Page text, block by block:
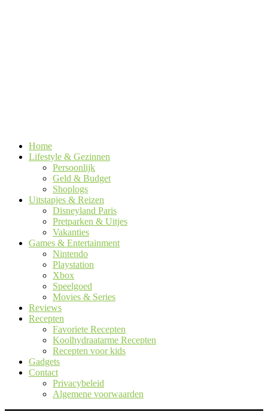
Home
Lifestyle & Gezinnen
Persoonlijk
Geld & Budget
Shoplogs
Uitstapjes & Reizen
Disneyland Paris
Pretparken & Uitjes
Vakanties
Games & Entertainment
Nintendo
Playstation
Xbox
Speelgoed
Movies & Series
Reviews
Recepten
Favoriete Recepten
Koolhydraatarme Recepten
Recepten voor kids
Gadgets
Contact
Privacybeleid
Algemene voorwaarden